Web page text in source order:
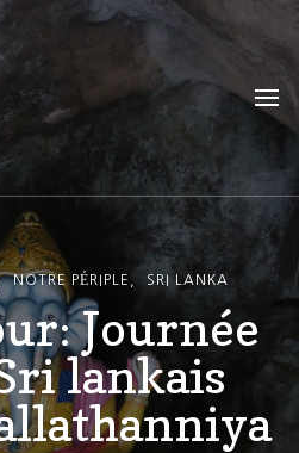
NOTRE PÉRIPLE SRI LANKA
Journée
lankais